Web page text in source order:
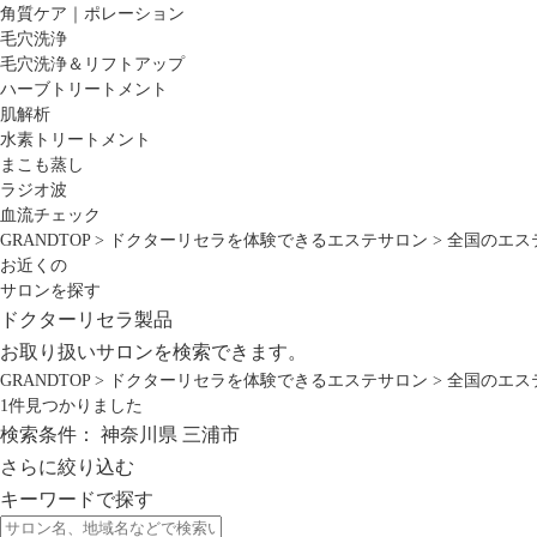
角質ケア｜ポレーション
毛穴洗浄
毛穴洗浄＆リフトアップ
ハーブトリートメント
肌解析
水素トリートメント
まこも蒸し
ラジオ波
血流チェック
GRANDTOP> ドクターリセラを体験できるエステサロン > 全国のエス
お近くの
サロンを探す
ドクターリセラ製品
お取り扱いサロンを検索できます。
GRANDTOP> ドクターリセラを体験できるエステサロン > 全国のエス
1件見つかりました
検索条件： 神奈川県 三浦市
さらに絞り込む
キーワードで探す